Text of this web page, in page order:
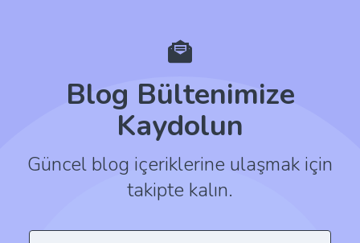
Blog Bültenimize
Kaydolun
Güncel blog içeriklerine ulaşmak için
takipte kalın.